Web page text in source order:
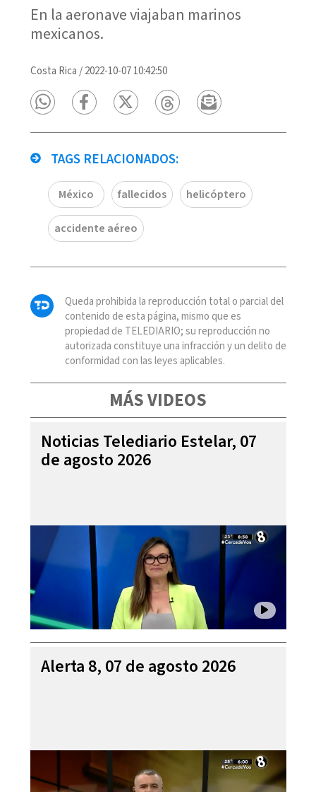
En la aeronave viajaban marinos
mexicanos.
Costa Rica /2022-10-07 10:42:50
TAGS RELACIONADOS:
México fallecidos helicóptero
accidente aéreo
Queda prohibida la reproducción total o parcial del
contenido de esta página, mismo que es
propiedad de TELEDIARIO; su reproducción no
autorizada constituye una infracción y un delito de
conformidad con las leyes aplicables.
MÁS VIDEOS
Noticias Telediario Estelar, 07
de agosto 2026
Alerta 8, 07 de agosto 2026